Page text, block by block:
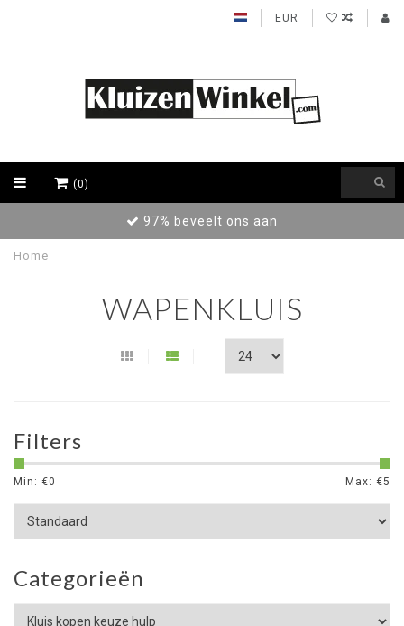
EUR
(0)
Achteraf betalen / Factuur levering
Home
WAPENKLUIS
Filters
Min: €0 Max: €5
Categorieën